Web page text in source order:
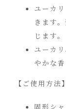
ユーカ
きます
じます。
ユーカ
やかな
【ご使用方法】
固形シ